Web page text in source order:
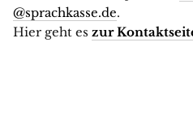
@sprachkasse.de.
Hier geht es zur